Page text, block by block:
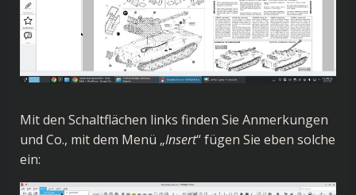
Mit den Schaltflächen links finden Sie Anmerkungen
und Co., mit dem Menü „Insert“ fügen Sie eben solche
ein: